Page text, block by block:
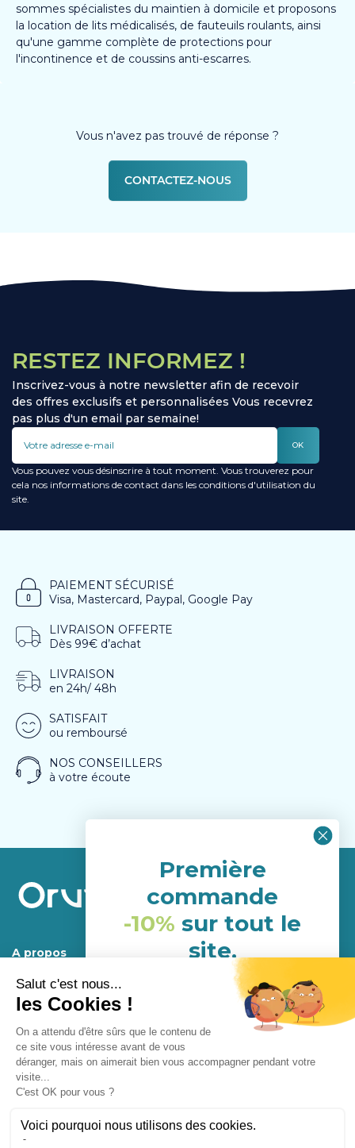
sommes spécialistes du maintien à domicile et proposons
la location de lits médicalisés, de fauteuils roulants, ainsi
qu'une gamme complète de protections pour
l'incontinence et de coussins anti-escarres.
Vous n'avez pas trouvé de réponse ?
CONTACTEZ-NOUS
RESTEZ INFORMEZ !
Inscrivez-vous à notre newsletter afin de recevoir
des offres exclusifs et personnalisées Vous recevrez
pas plus d'un email par semaine!
OK
Vous pouvez vous désinscrire à tout moment. Vous trouverez pour
cela nos informations de contact dans les conditions d'utilisation du
site.
PAIEMENT SÉCURISÉ
Visa, Mastercard, Paypal, Google Pay
LIVRAISON OFFERTE
Dès 99€ d’achat
LIVRAISON
en 24h/ 48h
SATISFAIT
ou remboursé
NOS CONSEILLERS
à votre écoute
A propos
Service Client
Confidentialité
Première
commande
-10% sur tout le
site.
(hors porduits déja en
promotion)
NHH24P6G